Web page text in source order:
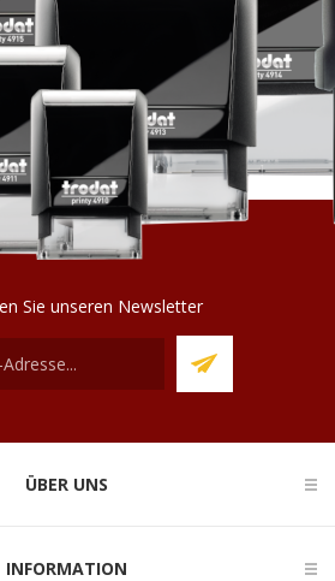
Sie unseren Newsletter
ÜBER UNS
INFORMATION